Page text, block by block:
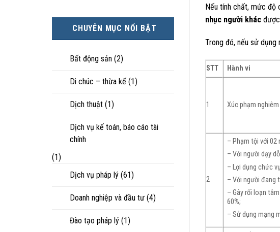
con
Góc
nhìn
tài
chấp
CHUYÊN MỤC NỔI BẬT
Bất động sản (2)
Di chúc – thừa kế (1)
Dịch thuật (1)
Dịch vụ kế toán, báo cáo tài
chính
(1)
Dịch vụ pháp lý (61)
Doanh nghiệp và đầu tư (4)
Đào tạo pháp lý (1)
Nếu tính chất, mức độ
nhục người khác
Trong đó, nếu sử
STT Hành vi
1 Xúc phạm
2
– Phạm tội với 02
– Với người dạy
– Lợi dụng chức
– Với người đang
– Gây rối loạn
60%;
– Sử dụng mạng